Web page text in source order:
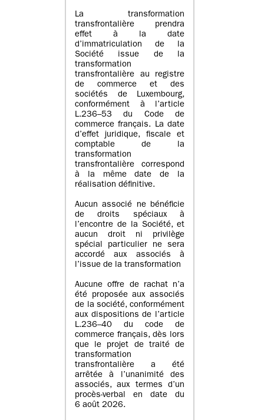
La transformation
transfrontalière prendra
effet à la date
d’immatriculation de la
Société issue de la
transformation
transfrontalière au registre
de commerce et des
sociétés de Luxembourg,
conformément à l’article
L.236–53 du Code de
commerce français. La date
d’effet juridique, fiscale et
comptable de la
transformation
transfrontalière correspond
à la même date de la
réalisation définitive.
Aucun associé ne bénéficie
de droits spéciaux à
l’encontre de la Société, et
aucun droit ni privilège
spécial particulier ne sera
accordé aux associés à
l’issue de la transformation
Aucune offre de rachat n’a
été proposée aux associés
de la société, conformément
aux dispositions de l’article
L.236–40 du code de
commerce français, dès lors
que le projet de traité de
transformation
transfrontalière a été
arrêtée à l’unanimité des
associés, aux termes d’un
procès-verbal en date du
6 août 2026.